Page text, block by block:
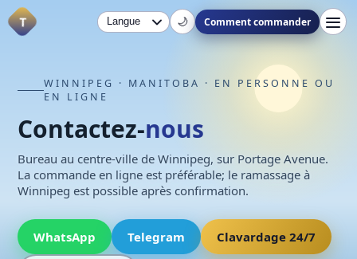
T 🌙 Comment commander
WINNIPEG · MANITOBA · EN PERSONNE OU
EN LIGNE
Contactez-nous
Bureau au centre-ville de Winnipeg, sur Portage Avenue.
La commande en ligne est préférable; le ramassage à
Winnipeg est possible après confirmation.
WhatsApp Telegram Clavardage 24/7